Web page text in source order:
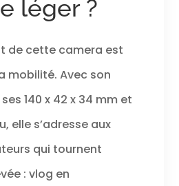
l’écran tactile de
qui peut être
pivoté pour les
horizontales et
images ultra-
stables - Plus de
vidéos instables !
La stabilisation
léger ?
de cette camera est
mobilité. Avec son
140 x 42 x 34 mm et
elle s’adresse aux
qui tournent
: vlog en